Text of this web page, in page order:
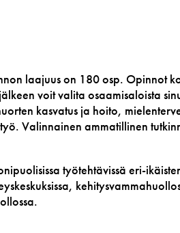
laajuus on 180osp. Opinnot
voit valita osaamisaloista
kasvatus ja hoito,
Valinnainen ammatillinen
työtehtävissä eri-
.